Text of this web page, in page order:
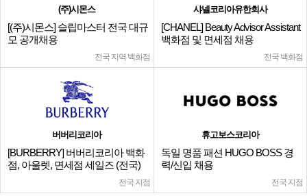
(주)시몬스
[(주)시몬스] 슬립마스터 전국 대규
모 공개채용
전국 지역 백화점
샤넬코리아유한회사
[CHANEL] Beauty Advisor Assistant
백화점 및 면세점 채용
전국 백화점
버버리코리아
[BURBERRY] 버버리코리아 백화
점, 아울렛, 면세점 세일즈 (전국)
전국 지점
휴고보스코리아
독일 명품 패션 HUGO BOSS 경
력/신입 채용
전국 지점